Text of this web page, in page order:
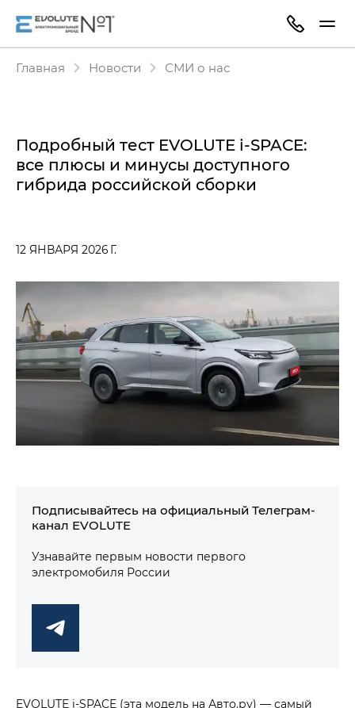
Главная Новости СМИ о нас
Подробный тест EVOLUTE i‑SPACE:
все плюсы и минусы доступного
гибрида российской сборки
12 ЯНВАРЯ 2026 Г.
Подписывайтесь на официальный Телеграм-
канал EVOLUTE
Узнавайте первым новости первого
электромобиля России
EVOLUTE i‑SPACE (эта модель на Авто.ру) — самый